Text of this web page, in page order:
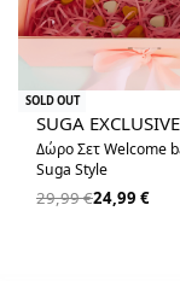
-17% OFF
SOLD OUT
SUGA
Δώρο Σετ Welcome
Suga Style
29,99€24,99 €